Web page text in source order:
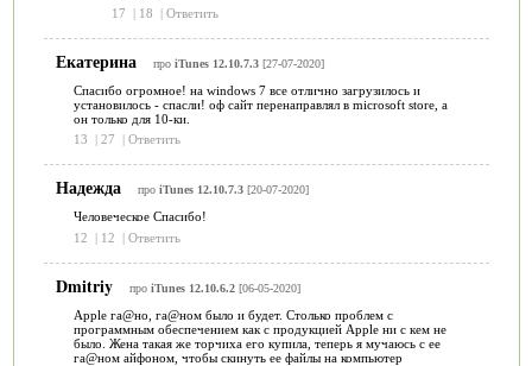
17
| 18 | Ответить
Екатерина про iTunes 12.10.7.3[27-07-2020]
Спасибо огромное! на windows 7 все отлично загрузилось и
установилось - спасли! оф сайт перенаправлял в microsoft store, а
он только для 10-ки.
13
| 27 | Ответить
Надежда про iTunes 12.10.7.3[20-07-2020]
Человеческое Спасибо!
12
| 12 | Ответить
Dmitriy про iTunes 12.10.6.2[06-05-2020]
Apple га@но, га@ном было и будет. Столько проблем с
программным обеспечением как с продукцией Apple ни с кем не
было. Жена такая же торчиха его купила, теперь я мучаюсь с ее
га@ном айфоном, чтобы скинуть ее файлы на компьютер